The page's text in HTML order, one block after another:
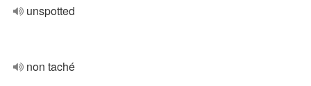
unspotted
non taché